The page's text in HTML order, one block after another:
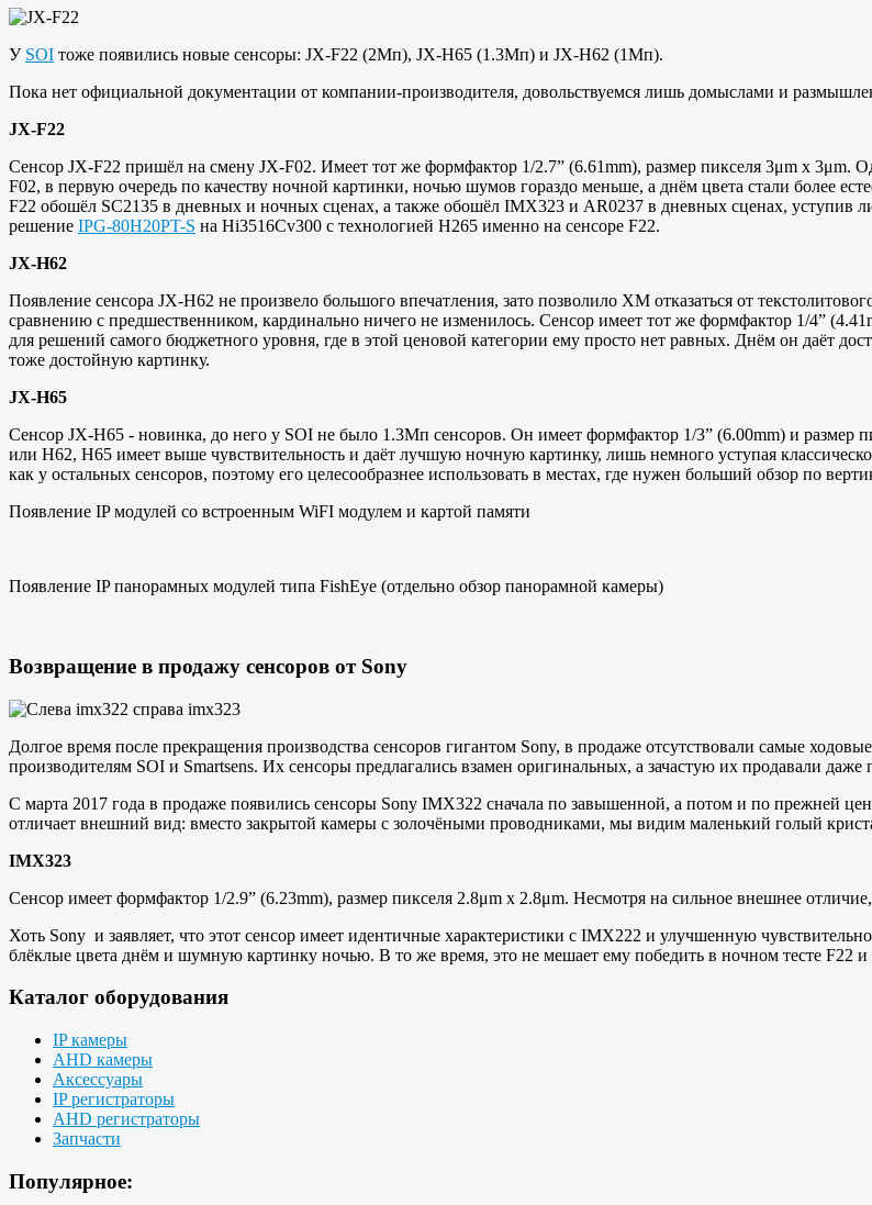
У SOI тоже появились новые сенсоры: JX-F22 (2Мп), JX-H65 (1.3Мп) и JX-H62 (1Мп).
Пока нет официальной документации от компании-производителя, довольствуемся лишь домыслами и
JX-F22
Сенсор JX-F22 пришёл на смену JX-F02. Имеет тот же формфактор 1/2.7” (6.61mm), размер пикселя 3μm x 3μm.
F02, в первую очередь по качеству ночной картинки, ночью шумов гораздо меньше, а днём цвета стали более
F22 обошёл SC2135 в дневных и ночных сценах, а также обошёл IMX323 и AR0237 в дневных сценах, уступив
решение IPG-80H20PT-S на Hi3516Cv300 с технологией H265 именно на сенсоре F22.
JX-H62
Появление сенсора JX-H62 не произвело большого впечатления, зато позволило XM отказаться от
сравнению с предшественником, кардинально ничего не изменилось. Сенсор имеет тот же формфактор 1/4”
для решений самого бюджетного уровня, где в этой ценовой категории ему просто нет равных. Днём он даёт
тоже достойную картинку.
JX-H65
Сенсор JX-H65 - новинка, до него у SOI не было 1.3Мп сенсоров. Он имеет формфактор 1/3” (6.00mm) и размер
или H62, H65 имеет выше чувствительность и даёт лучшую ночную картинку, лишь немного уступая
как у остальных сенсоров, поэтому его целесообразнее использовать в местах, где нужен больший обзор по
Появление IP модулей со встроенным WiFI модулем и картой памяти
Появление IP панорамных модулей типа FishEye (отдельно обзор панорамной камеры)
Возвращение в продажу сенсоров от Sony
Долгое время после прекращения производства сенсоров гигантом Sony, в продаже отсутствовали самые
производителям SOI и Smartsens. Их сенсоры предлагались взамен оригинальных, а зачастую их продавали
С марта 2017 года в продаже появились сенсоры Sony IMX322 сначала по завышенной, а потом и по прежней
отличает внешний вид: вместо закрытой камеры с золочёными проводниками, мы видим маленький голый
IMX323
Сенсор имеет формфактор 1/2.9” (6.23mm), размер пикселя 2.8μm x 2.8μm. Несмотря на сильное внешнее
Хоть Sony и заявляет, что этот сенсор имеет идентичные характеристики с IMX222 и улучшенную
блёклые цвета днём и шумную картинку ночью. В то же время, это не мешает ему победить в ночном тесте F22
Каталог оборудования
IP камеры
AHD камеры
Аксессуары
IP регистраторы
AHD регистраторы
Запчасти
Популярное: